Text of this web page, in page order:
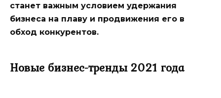
станет важным условием удержания
бизнеса на плаву и продвижения его в
обход конкурентов.
Новые бизнес-тренды 2021 года